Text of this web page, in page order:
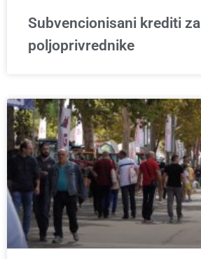
Subvencionisani krediti za
poljoprivrednike